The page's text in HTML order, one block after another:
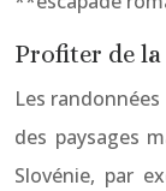
Profiter de
Les
des paysages
Slovénie, par